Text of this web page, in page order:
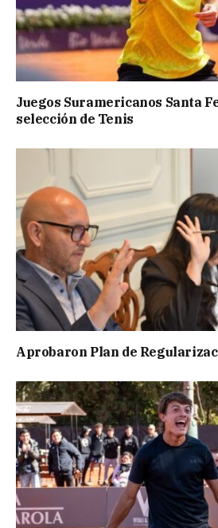
Juegos Suramericanos Santa
selección de Tenis
Aprobaron Plan de